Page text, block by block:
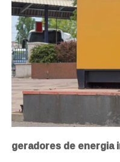
geradores de energia